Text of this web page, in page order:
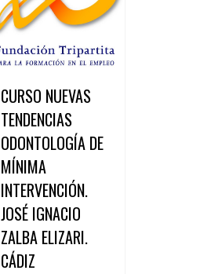
CURSO NUEVAS
TENDENCIAS
ODONTOLOGÍA DE
MÍNIMA
INTERVENCIÓN.
JOSÉ IGNACIO
ZALBA ELIZARI.
CÁDIZ